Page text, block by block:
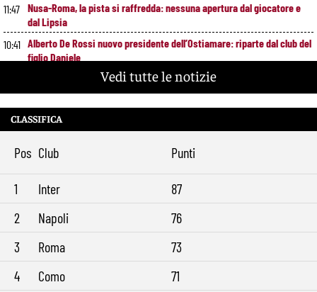
11:47 Nusa-Roma, la pista si raffredda: nessuna apertura dal giocatore e
dal Lipsia
10:41 Alberto De Rossi nuovo presidente dell’Ostiamare: riparte dal club del
figlio Daniele
Pellegrini resta alla Roma: rinnovo di un anno e ingaggio dimezzato
Vedi tutte le notizie
CLASSIFICA
Pos Club Punti
1 Inter
87
2
Napoli
76
3
Roma
73
4
Como
71